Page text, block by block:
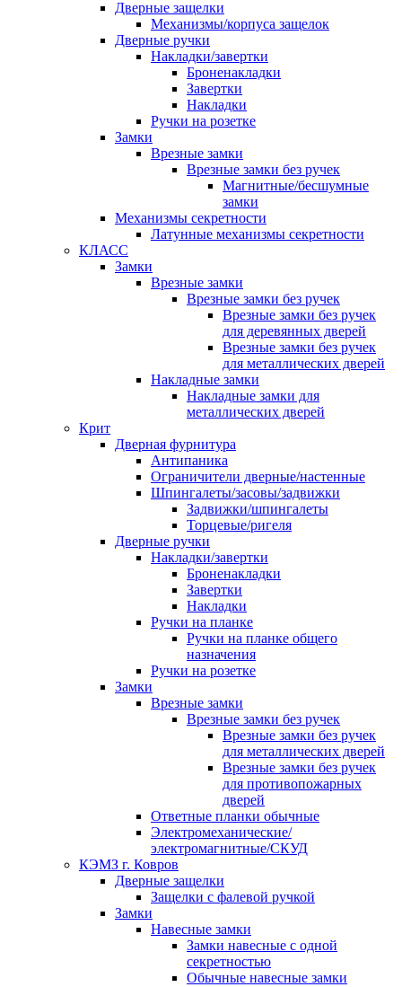
Дверные защелки
Механизмы/корпуса защелок
Дверные ручки
Накладки/завертки
Броненакладки
Завертки
Накладки
Ручки на розетке
Замки
Врезные замки
Врезные замки без ручек
Магнитные/бесшумные
замки
Механизмы секретности
Латунные механизмы секретности
КЛАСС
Замки
Врезные замки
Врезные замки без ручек
Врезные замки без ручек
для деревянных дверей
Врезные замки без ручек
для металлических дверей
Накладные замки
Накладные замки для
металлических дверей
Крит
Дверная фурнитура
Антипаника
Ограничители дверные/настенные
Шпингалеты/засовы/задвижки
Задвижки/шпингалеты
Торцевые/ригеля
Дверные ручки
Накладки/завертки
Броненакладки
Завертки
Накладки
Ручки на планке
Ручки на планке общего
назначения
Ручки на розетке
Замки
Врезные замки
Врезные замки без ручек
Врезные замки без ручек
для металлических дверей
Врезные замки без ручек
для противопожарных
дверей
Ответные планки обычные
Электромеханические/
электромагнитные/СКУД
КЭМЗ г. Ковров
Дверные защелки
Защелки с фалевой ручкой
Замки
Навесные замки
Замки навесные с одной
секретностью
Обычные навесные замки